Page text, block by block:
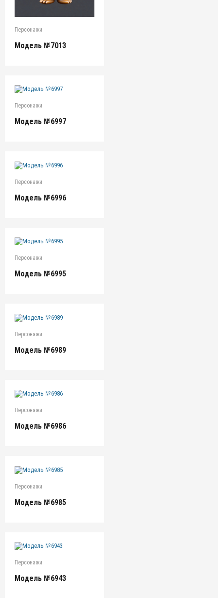
Персонажи
Модель №7013
Персонажи
Модель №6997
Персонажи
Модель №6996
Персонажи
Модель №6995
Персонажи
Модель №6989
Персонажи
Модель №6986
Персонажи
Модель №6985
Персонажи
Модель №6943